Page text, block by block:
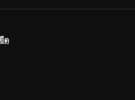
านใหม่สำหรับความสะอาดและปลอดภัย